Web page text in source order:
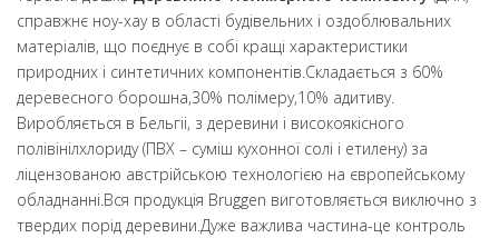
справжнє ноу-хау в області будівельних і оздоблювальних
матеріалів, що поєднує в собі кращі характеристики
природних і синтетичних компонентів.Складається з 60%
деревесного борошна,30% полімеру,10% адитиву.
Виробляється в Бельгіі, з деревини і високоякісного
полівінілхлориду (ПВХ – суміш кухонної солі і етилену) за
ліцензованою австрійською технологією на європейському
обладнанні.Вся продукція Bruggen виготовляється виключно з
твердих порід деревини.Дуже важлива частина-це контроль